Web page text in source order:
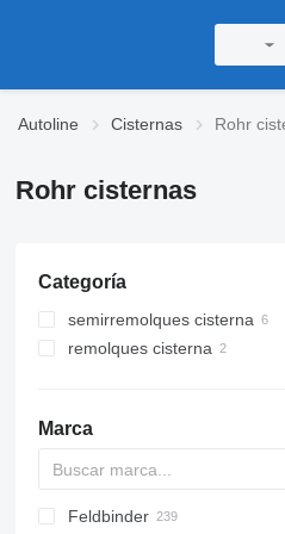
Autoline Cisternas Rohr
Rohr cisternas
Categoría
semirremolques cisterna
cisternas de combustible
remolques cisterna
Marca
54500
SVM
NCG
CB
T-series
SAPL
KIS
STF
ADR
SOA
K series
LPG
45
AMMONIA
Carrytank
Feldbinder